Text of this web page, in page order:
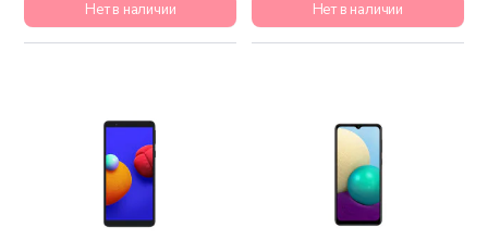
Нет в наличии Нет в наличии